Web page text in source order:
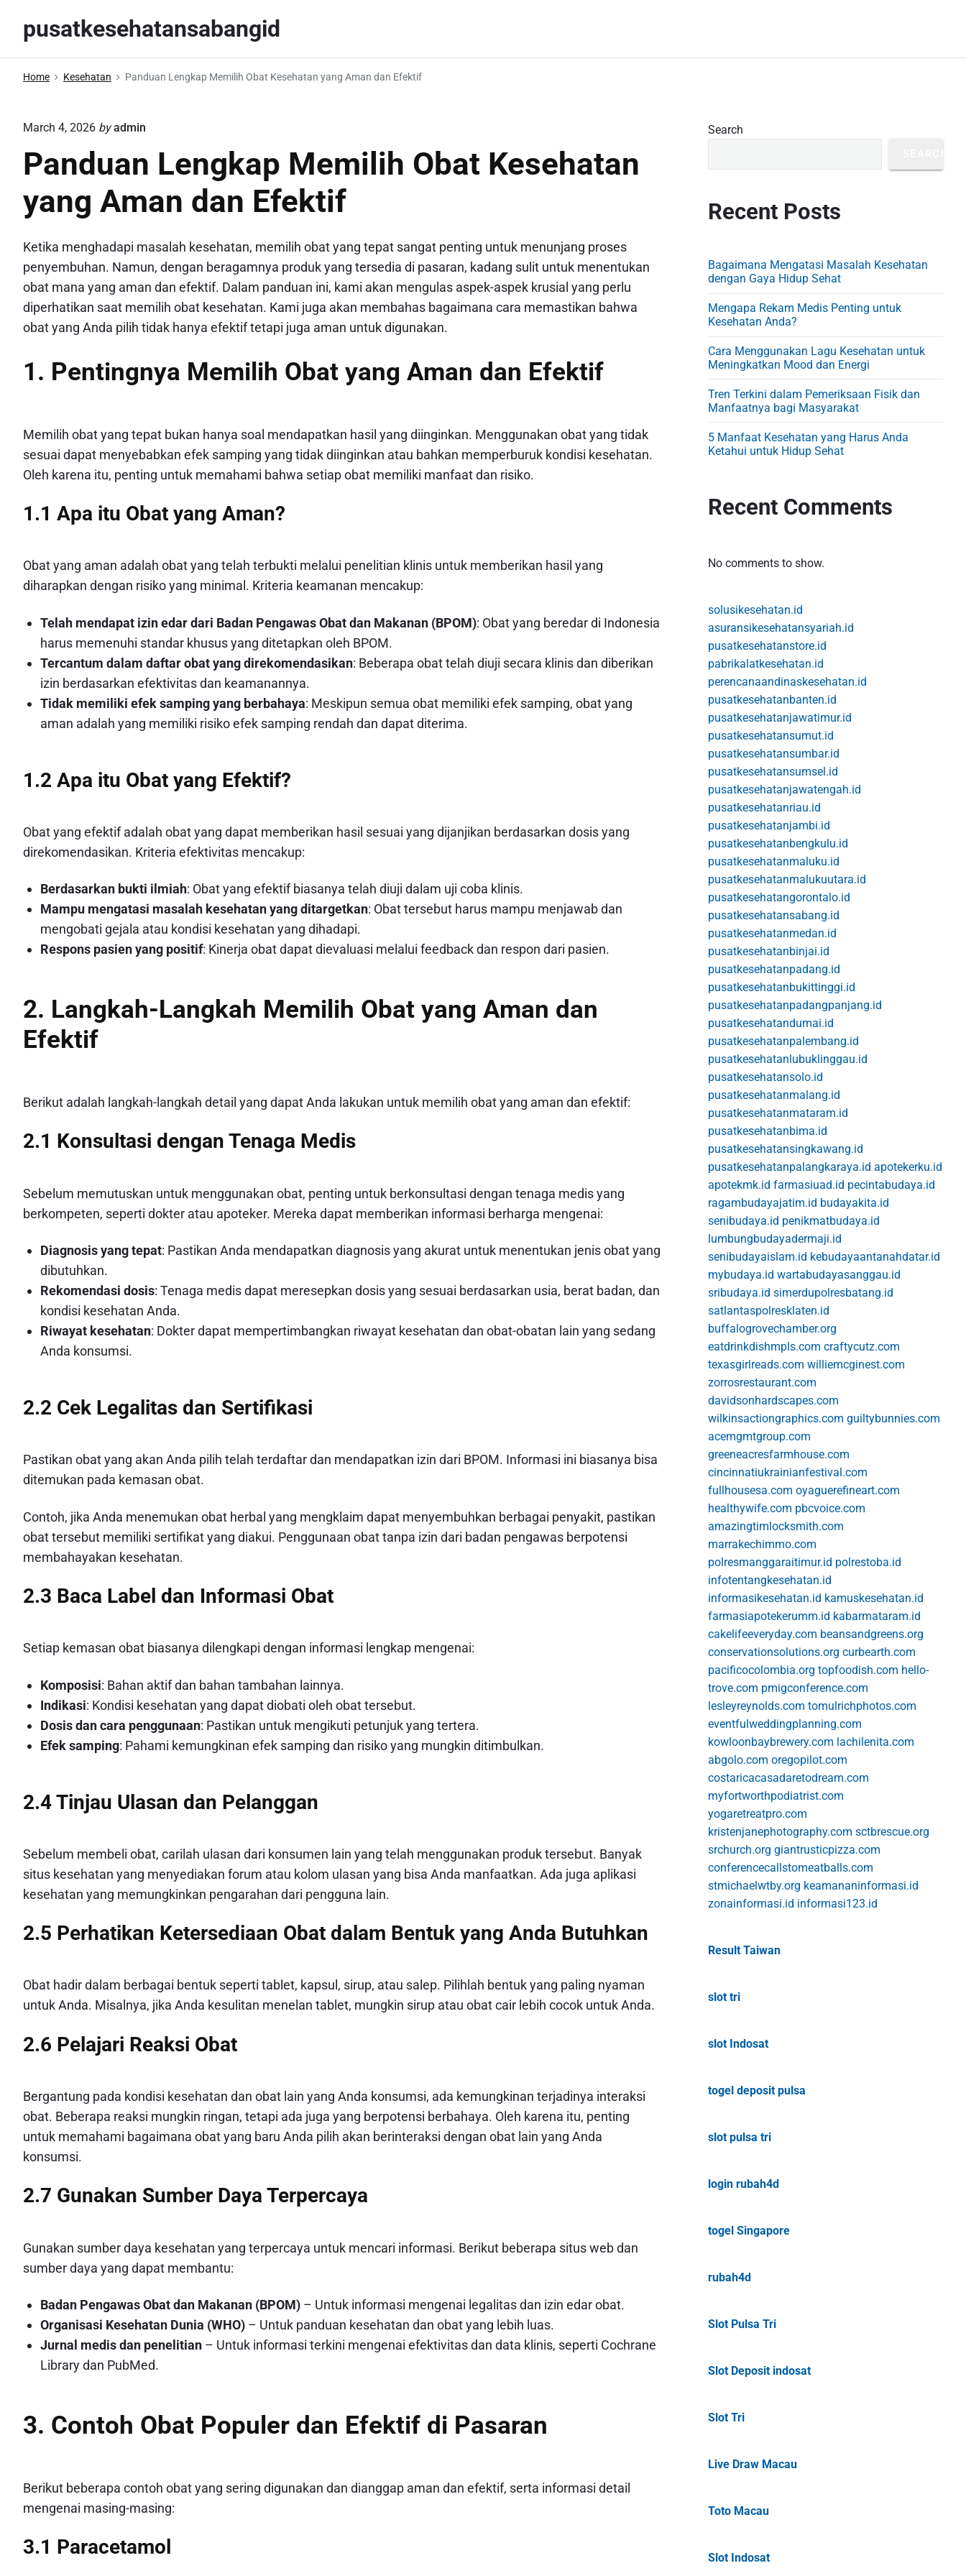
pusatkesehatansabangid
Home Kesehatan Panduan Lengkap Memilih Obat Kesehatan yang Aman dan Efektif
March 4, 2026 by admin
Panduan Lengkap Memilih Obat Kesehatan
yang Aman dan Efektif
Ketika menghadapi masalah kesehatan, memilih obat yang tepat sangat penting untuk menunjang proses
penyembuhan. Namun, dengan beragamnya produk yang tersedia di pasaran, kadang sulit untuk menentukan
obat mana yang aman dan efektif. Dalam panduan ini, kami akan mengulas aspek-aspek krusial yang perlu
diperhatikan saat memilih obat kesehatan. Kami juga akan membahas bagaimana cara memastikan bahwa
obat yang Anda pilih tidak hanya efektif tetapi juga aman untuk digunakan.
1. Pentingnya Memilih Obat yang Aman dan Efektif
Memilih obat yang tepat bukan hanya soal mendapatkan hasil yang diinginkan. Menggunakan obat yang tidak
sesuai dapat menyebabkan efek samping yang tidak diinginkan atau bahkan memperburuk kondisi kesehatan.
Oleh karena itu, penting untuk memahami bahwa setiap obat memiliki manfaat dan risiko.
1.1 Apa itu Obat yang Aman?
Obat yang aman adalah obat yang telah terbukti melalui penelitian klinis untuk memberikan hasil yang
diharapkan dengan risiko yang minimal. Kriteria keamanan mencakup:
Telah mendapat izin edar dari Badan Pengawas Obat dan Makanan (BPOM): Obat yang beredar di Indonesia
harus memenuhi standar khusus yang ditetapkan oleh BPOM.
Tercantum dalam daftar obat yang direkomendasikan: Beberapa obat telah diuji secara klinis dan diberikan
izin berdasarkan efektivitas dan keamanannya.
Tidak memiliki efek samping yang berbahaya: Meskipun semua obat memiliki efek samping, obat yang
aman adalah yang memiliki risiko efek samping rendah dan dapat diterima.
1.2 Apa itu Obat yang Efektif?
Obat yang efektif adalah obat yang dapat memberikan hasil sesuai yang dijanjikan berdasarkan dosis yang
direkomendasikan. Kriteria efektivitas mencakup:
Berdasarkan bukti ilmiah: Obat yang efektif biasanya telah diuji dalam uji coba klinis.
Mampu mengatasi masalah kesehatan yang ditargetkan: Obat tersebut harus mampu menjawab dan
mengobati gejala atau kondisi kesehatan yang dihadapi.
Respons pasien yang positif: Kinerja obat dapat dievaluasi melalui feedback dan respon dari pasien.
2. Langkah-Langkah Memilih Obat yang Aman dan
Efektif
Berikut adalah langkah-langkah detail yang dapat Anda lakukan untuk memilih obat yang aman dan efektif:
2.1 Konsultasi dengan Tenaga Medis
Sebelum memutuskan untuk menggunakan obat, penting untuk berkonsultasi dengan tenaga medis yang
berkompeten, seperti dokter atau apoteker. Mereka dapat memberikan informasi berharga mengenai:
Diagnosis yang tepat: Pastikan Anda mendapatkan diagnosis yang akurat untuk menentukan jenis obat yang
dibutuhkan.
Rekomendasi dosis: Tenaga medis dapat meresepkan dosis yang sesuai berdasarkan usia, berat badan, dan
kondisi kesehatan Anda.
Riwayat kesehatan: Dokter dapat mempertimbangkan riwayat kesehatan dan obat-obatan lain yang sedang
Anda konsumsi.
2.2 Cek Legalitas dan Sertifikasi
Pastikan obat yang akan Anda pilih telah terdaftar dan mendapatkan izin dari BPOM. Informasi ini biasanya bisa
ditemukan pada kemasan obat.
Contoh, jika Anda menemukan obat herbal yang mengklaim dapat menyembuhkan berbagai penyakit, pastikan
obat tersebut memiliki sertifikat yang diakui. Penggunaan obat tanpa izin dari badan pengawas berpotensi
membahayakan kesehatan.
2.3 Baca Label dan Informasi Obat
Setiap kemasan obat biasanya dilengkapi dengan informasi lengkap mengenai:
Komposisi: Bahan aktif dan bahan tambahan lainnya.
Indikasi: Kondisi kesehatan yang dapat diobati oleh obat tersebut.
Dosis dan cara penggunaan: Pastikan untuk mengikuti petunjuk yang tertera.
Efek samping: Pahami kemungkinan efek samping dan risiko yang mungkin ditimbulkan.
2.4 Tinjau Ulasan dan Pelanggan
Sebelum membeli obat, carilah ulasan dari konsumen lain yang telah menggunakan produk tersebut. Banyak
situs kesehatan yang menyediakan forum atau kolom ulasan yang bisa Anda manfaatkan. Ada juga aplikasi
kesehatan yang memungkinkan pengarahan dari pengguna lain.
2.5 Perhatikan Ketersediaan Obat dalam Bentuk yang Anda Butuhkan
Obat hadir dalam berbagai bentuk seperti tablet, kapsul, sirup, atau salep. Pilihlah bentuk yang paling nyaman
untuk Anda. Misalnya, jika Anda kesulitan menelan tablet, mungkin sirup atau obat cair lebih cocok untuk Anda.
2.6 Pelajari Reaksi Obat
Bergantung pada kondisi kesehatan dan obat lain yang Anda konsumsi, ada kemungkinan terjadinya interaksi
obat. Beberapa reaksi mungkin ringan, tetapi ada juga yang berpotensi berbahaya. Oleh karena itu, penting
untuk memahami bagaimana obat yang baru Anda pilih akan berinteraksi dengan obat lain yang Anda
konsumsi.
2.7 Gunakan Sumber Daya Terpercaya
Gunakan sumber daya kesehatan yang terpercaya untuk mencari informasi. Berikut beberapa situs web dan
sumber daya yang dapat membantu:
Badan Pengawas Obat dan Makanan (BPOM) – Untuk informasi mengenai legalitas dan izin edar obat.
Organisasi Kesehatan Dunia (WHO) – Untuk panduan kesehatan dan obat yang lebih luas.
Jurnal medis dan penelitian – Untuk informasi terkini mengenai efektivitas dan data klinis, seperti Cochrane
Library dan PubMed.
3. Contoh Obat Populer dan Efektif di Pasaran
Berikut beberapa contoh obat yang sering digunakan dan dianggap aman dan efektif, serta informasi detail
mengenai masing-masing:
3.1 Paracetamol
Search
Recent Posts
Bagaimana Mengatasi Masalah Kesehatan
dengan Gaya Hidup Sehat
Mengapa Rekam Medis Penting untuk
Kesehatan Anda?
Cara Menggunakan Lagu Kesehatan untuk
Meningkatkan Mood dan Energi
Tren Terkini dalam Pemeriksaan Fisik dan
Manfaatnya bagi Masyarakat
5 Manfaat Kesehatan yang Harus Anda
Ketahui untuk Hidup Sehat
Recent Comments
No comments to show.
solusikesehatan.id
asuransikesehatansyariah.id
pusatkesehatanstore.id
pabrikalatkesehatan.id
perencanaandinaskesehatan.id
pusatkesehatanbanten.id
pusatkesehatanjawatimur.id
pusatkesehatansumut.id
pusatkesehatansumbar.id
pusatkesehatansumsel.id
pusatkesehatanjawatengah.id
pusatkesehatanriau.id
pusatkesehatanjambi.id
pusatkesehatanbengkulu.id
pusatkesehatanmaluku.id
pusatkesehatanmalukuutara.id
pusatkesehatangorontalo.id
pusatkesehatansabang.id
pusatkesehatanmedan.id
pusatkesehatanbinjai.id
pusatkesehatanpadang.id
pusatkesehatanbukittinggi.id
pusatkesehatanpadangpanjang.id
pusatkesehatandumai.id
pusatkesehatanpalembang.id
pusatkesehatanlubuklinggau.id
pusatkesehatansolo.id
pusatkesehatanmalang.id
pusatkesehatanmataram.id
pusatkesehatanbima.id
pusatkesehatansingkawang.id
pusatkesehatanpalangkaraya.id apotekerku.id
apotekmk.id farmasiuad.id pecintabudaya.id
ragambudayajatim.id budayakita.id
senibudaya.id penikmatbudaya.id
lumbungbudayadermaji.id
senibudayaislam.id kebudayaantanahdatar.id
mybudaya.id wartabudayasanggau.id
sribudaya.id simerdupolresbatang.id
satlantaspolresklaten.id
buffalogrovechamber.org
eatdrinkdishmpls.com craftycutz.com
texasgirlreads.com williemcginest.com
zorrosrestaurant.com
davidsonhardscapes.com
wilkinsactiongraphics.com guiltybunnies.com
acemgmtgroup.com
greeneacresfarmhouse.com
cincinnatiukrainianfestival.com
fullhousesa.com oyaguerefineart.com
healthywife.com pbcvoice.com
amazingtimlocksmith.com
marrakechimmo.com
polresmanggaraitimur.id polrestoba.id
infotentangkesehatan.id
informasikesehatan.id kamuskesehatan.id
farmasiapotekerumm.id kabarmataram.id
cakelifeeveryday.com beansandgreens.org
conservationsolutions.org curbearth.com
pacificocolombia.org topfoodish.com hello-
trove.com pmigconference.com
lesleyreynolds.com tomulrichphotos.com
eventfulweddingplanning.com
kowloonbaybrewery.com lachilenita.com
abgolo.com oregopilot.com
costaricacasadaretodream.com
myfortworthpodiatrist.com
yogaretreatpro.com
kristenjanephotography.com sctbrescue.org
srchurch.org giantrusticpizza.com
conferencecallstomeatballs.com
stmichaelwtby.org keamananinformasi.id
zonainformasi.id informasi123.id
Result Taiwan
slot tri
slot Indosat
togel deposit pulsa
slot pulsa tri
login rubah4d
togel Singapore
rubah4d
Slot Pulsa Tri
Slot Deposit indosat
Slot Tri
Live Draw Macau
Toto Macau
Slot Indosat